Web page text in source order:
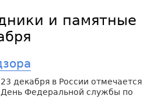
и памятные
23 декабря в России отмечается
День Федеральной службы по